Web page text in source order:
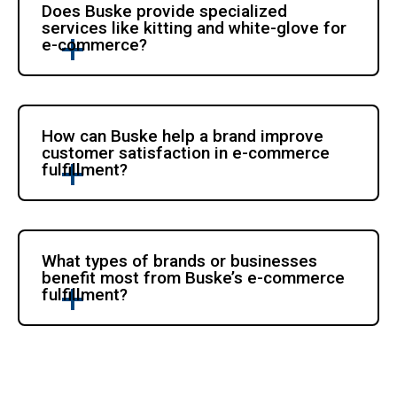
Does Buske provide specialized
services like kitting and white-glove for
e-commerce?
How can Buske help a brand improve
customer satisfaction in e-commerce
fulfillment?
What types of brands or businesses
benefit most from Buske’s e-commerce
fulfillment?